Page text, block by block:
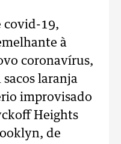
covid-19,
à
coronavírus,
laranja
improvisado
Heights
de